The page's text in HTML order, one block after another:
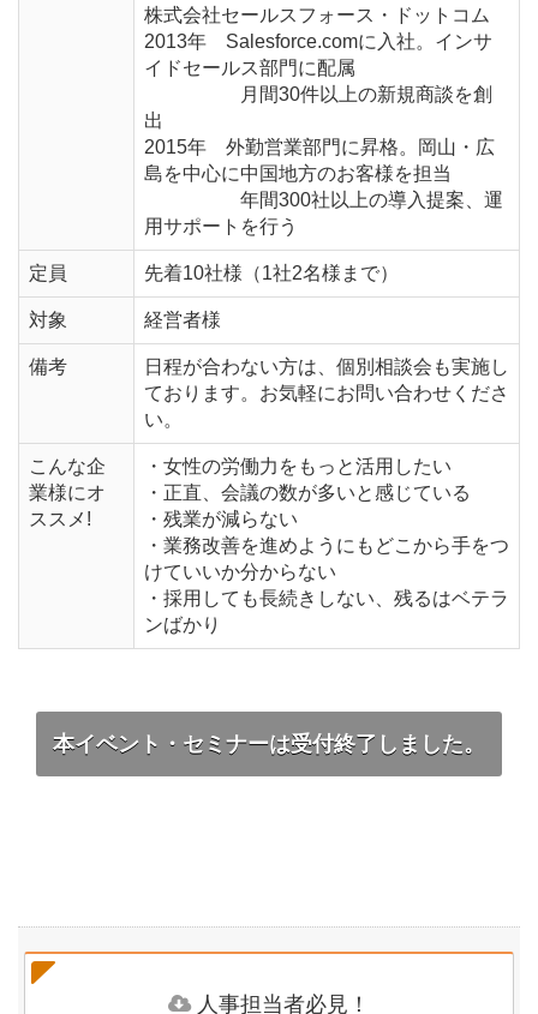
株式会社セールスフォース・ドットコム
2013年 Salesforce.comに入社。インサ
イドセールス部門に配属
月間30件以上の新規商談を創
出
2015年 外勤営業部門に昇格。岡山・広
島を中心に中国地方のお客様を担当
年間300社以上の導入提案、運
用サポートを行う
定員 先着10社様（1社2名様まで）
対象 経営者様
備考
日程が合わない方は、個別相談会も実施し
ております。お気軽にお問い合わせくださ
い。
こんな企
業様にオ
ススメ!
・女性の労働力をもっと活用したい
・正直、会議の数が多いと感じている
・残業が減らない
・業務改善を進めようにもどこから手をつ
けていいか分からない
・採用しても長続きしない、残るはベテラ
ンばかり
本イベント・セミナーは受付終了しました。
人事担当者必見！